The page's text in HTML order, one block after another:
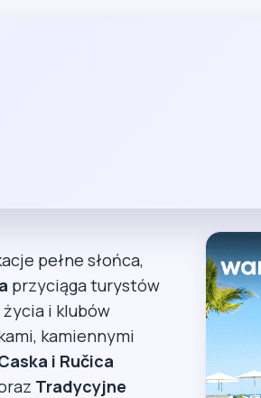
pełne słońca,
przyciąga turystów
i klubów
kamiennymi
i Ručica
Tradycyjne